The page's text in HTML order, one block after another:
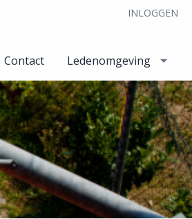
INLOGGEN
Contact Ledenomgeving